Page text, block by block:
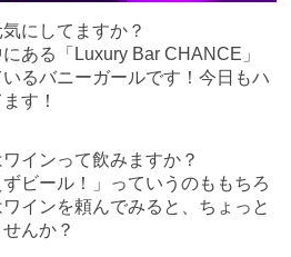
にしてますか？
ある「Luxury Bar CHANCE」
るバニーガールです！今日もハ
す！
インって飲みますか？
ビール！」っていうのももちろ
インを頼んでみると、ちょっと
んか？